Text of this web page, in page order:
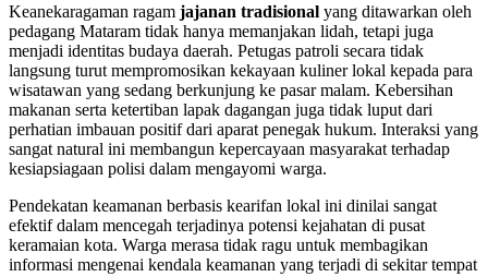
Keanekaragaman ragam jajanan tradisional yang ditawarkan oleh
pedagang Mataram tidak hanya memanjakan lidah, tetapi juga
menjadi identitas budaya daerah. Petugas patroli secara tidak
langsung turut mempromosikan kekayaan kuliner lokal kepada para
wisatawan yang sedang berkunjung ke pasar malam. Kebersihan
makanan serta ketertiban lapak dagangan juga tidak luput dari
perhatian imbauan positif dari aparat penegak hukum. Interaksi yang
sangat natural ini membangun kepercayaan masyarakat terhadap
kesiapsiagaan polisi dalam mengayomi warga.
Pendekatan keamanan berbasis kearifan lokal ini dinilai sangat
efektif dalam mencegah terjadinya potensi kejahatan di pusat
keramaian kota. Warga merasa tidak ragu untuk membagikan
informasi mengenai kendala keamanan yang terjadi di sekitar tempat